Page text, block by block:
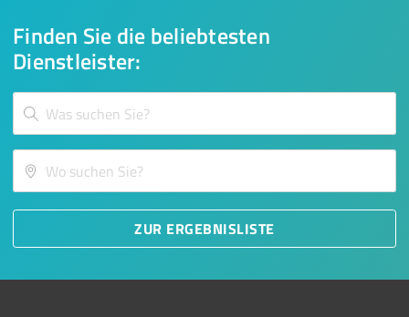
Finden Sie die beliebtesten
Dienstleister:
ZUR ERGEBNISLISTE